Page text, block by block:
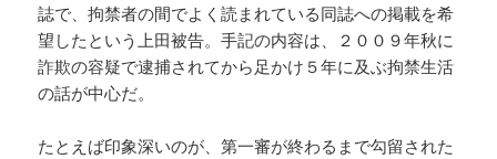
誌で、拘禁者の間でよく読まれている同誌への掲載を希
望したという上田被告。手記の内容は、２００９年秋に
詐欺の容疑で逮捕されてから足かけ５年に及ぶ拘禁生活
の話が中心だ。
たとえば印象深いのが、第一審が終わるまで勾留された